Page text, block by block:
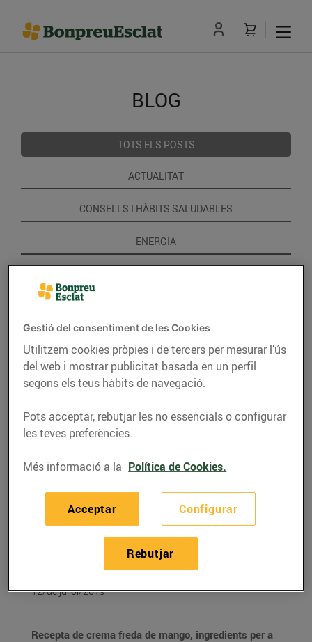
BLOG
TOTS ELS POSTS
ACTUALITAT
CONSELLS I HÀBITS SALUDABLES
ENERGIA
RECEPTES
Recepta de crema freda
de mango
12/de juliol/2019
Recepta de crema freda de mango, ingredients per a
Gestió del consentiment de les Cookies
Utilitzem cookies pròpies i de tercers per mesurar l’ús
del web i mostrar publicitat basada en un perfil
segons els teus hàbits de navegació.
Pots acceptar, rebutjar les no essencials o configurar
les teves preferències.
Més informació a la Política de Cookies.
Configurar
Rebutjar
Acceptar